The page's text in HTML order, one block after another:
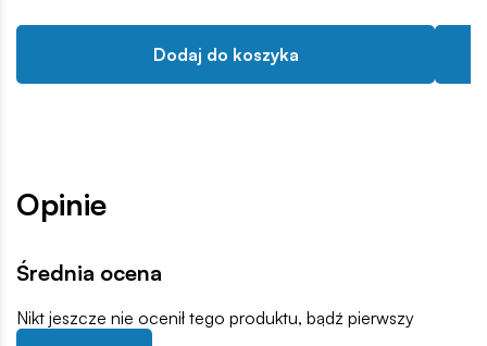
Dodaj do koszyka
Opinie
Średnia ocena
Nikt jeszcze nie ocenił tego produktu, bądź pierwszy